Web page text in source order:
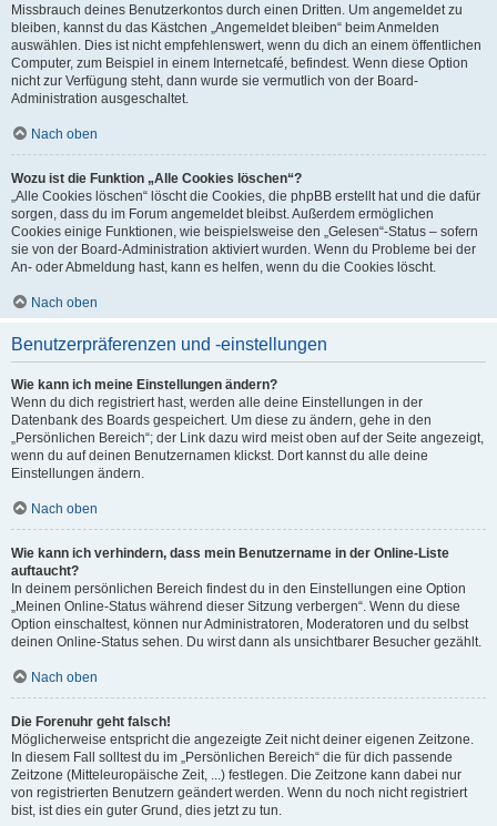
Missbrauch deines Benutzerkontos durch einen Dritten. Um angemeldet zu
bleiben, kannst du das Kästchen „Angemeldet bleiben“ beim Anmelden
auswählen. Dies ist nicht empfehlenswert, wenn du dich an einem öffentlichen
Computer, zum Beispiel in einem Internetcafé, befindest. Wenn diese Option
nicht zur Verfügung steht, dann wurde sie vermutlich von der Board-
Administration ausgeschaltet.
Nach oben
Wozu ist die Funktion „Alle Cookies löschen“?
„Alle Cookies löschen“ löscht die Cookies, die phpBB erstellt hat und die dafür
sorgen, dass du im Forum angemeldet bleibst. Außerdem ermöglichen
Cookies einige Funktionen, wie beispielsweise den „Gelesen“-Status – sofern
sie von der Board-Administration aktiviert wurden. Wenn du Probleme bei der
An- oder Abmeldung hast, kann es helfen, wenn du die Cookies löscht.
Nach oben
Benutzerpräferenzen und -einstellungen
Wie kann ich meine Einstellungen ändern?
Wenn du dich registriert hast, werden alle deine Einstellungen in der
Datenbank des Boards gespeichert. Um diese zu ändern, gehe in den
„Persönlichen Bereich“; der Link dazu wird meist oben auf der Seite angezeigt,
wenn du auf deinen Benutzernamen klickst. Dort kannst du alle deine
Einstellungen ändern.
Nach oben
Wie kann ich verhindern, dass mein Benutzername in der Online-Liste
auftaucht?
In deinem persönlichen Bereich findest du in den Einstellungen eine Option
„Meinen Online-Status während dieser Sitzung verbergen“. Wenn du diese
Option einschaltest, können nur Administratoren, Moderatoren und du selbst
deinen Online-Status sehen. Du wirst dann als unsichtbarer Besucher gezählt.
Nach oben
Die Forenuhr geht falsch!
Möglicherweise entspricht die angezeigte Zeit nicht deiner eigenen Zeitzone.
In diesem Fall solltest du im „Persönlichen Bereich“ die für dich passende
Zeitzone (Mitteleuropäische Zeit, ...) festlegen. Die Zeitzone kann dabei nur
von registrierten Benutzern geändert werden. Wenn du noch nicht registriert
bist, ist dies ein guter Grund, dies jetzt zu tun.